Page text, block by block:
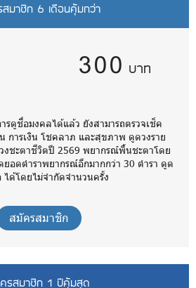
มาชิก 6 เดือนคุ้มกว่า
300 บาท
รดูชื่อมงคลได้แล้ว ยังสามารถตรวจเช็ค
การเงิน โชคลาภ และสุขภาพ ดูดวงราย
งชะตาชีวิตปี 2569 พยากรณ์พื้นชะตาโดย
อดตำราพยากรณ์อีกมากกว่า 30 ตำรา ดูด
ด้โดยไม่จำกัดจำนวนครั้ง
สมัครสมาชิก
รสมาชิก 1 ปีคุ้มสุด